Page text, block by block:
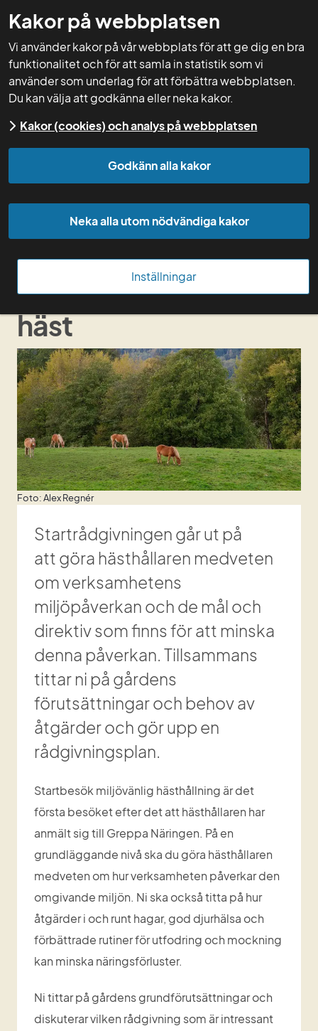
Kakor på webbplatsen
Vi använder kakor på vår webbplats för att ge dig en bra
funktionalitet och för att samla in statistik som vi
använder som underlag för att förbättra webbplatsen.
Du kan välja att godkänna eller neka kakor.
Kakor (cookies) och analys på webbplatsen
Godkänn alla kakor
Neka alla utom nödvändiga kakor
Inställningar
GNW-adm
Start Rådgivning Startrådgivning häst
Innan besöket, 1Ah
Under besöket, 1Ah
Efter besöket, 1Ah
1Ah
Startrådgivning
häst
Foto: Alex Regnér
Startrådgivningen går ut på
att göra hästhållaren medveten
om verksamhetens
miljöpåverkan och de mål och
direktiv som finns för att minska
denna påverkan. Tillsammans
tittar ni på gårdens
förutsättningar och behov av
åtgärder och gör upp en
rådgivningsplan.
Startbesök miljövänlig hästhållning är det
första besöket efter det att hästhållaren har
anmält sig till Greppa Näringen. På en
grundläggande nivå ska du göra hästhållaren
medveten om hur verksamheten påverkar den
omgivande miljön. Ni ska också titta på hur
åtgärder i och runt hagar, god djurhälsa och
förbättrade rutiner för utfodring och mockning
kan minska näringsförluster.
Ni tittar på gårdens grundförutsättningar och
diskuterar vilken rådgivning som är intressant